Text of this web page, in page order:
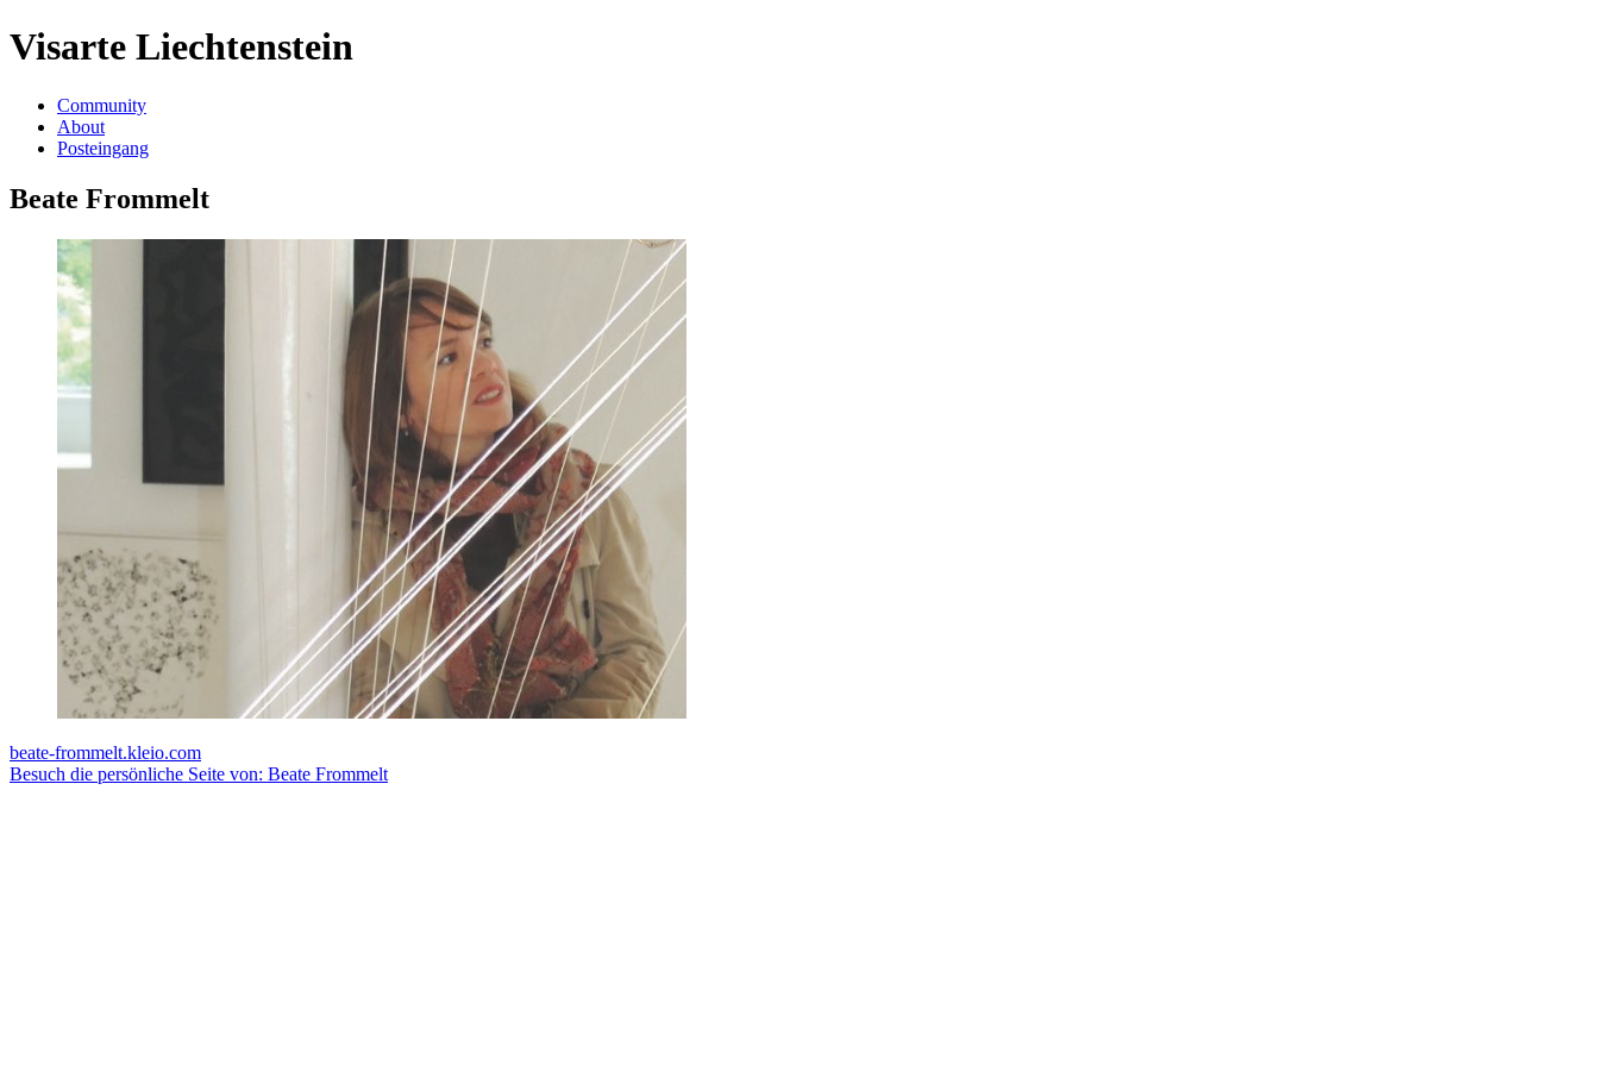
Visarte Liechtenstein
Community
About
Posteingang
Beate Frommelt
beate-frommelt.kleio.com
Besuch die persönliche Seite von: Beate Frommelt